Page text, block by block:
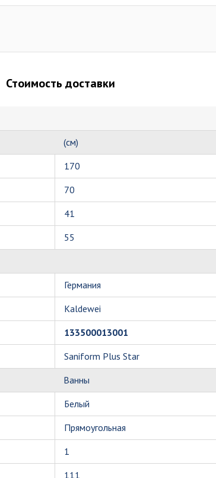
Стоимость доставки
(см)
170
70
41
55
Германия
Kaldewei
133500013001
Saniform Plus Star
Ванны
Белый
Прямоугольная
1
111